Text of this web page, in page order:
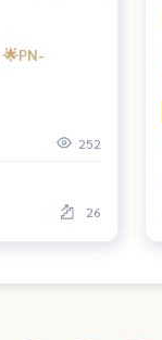
252
26